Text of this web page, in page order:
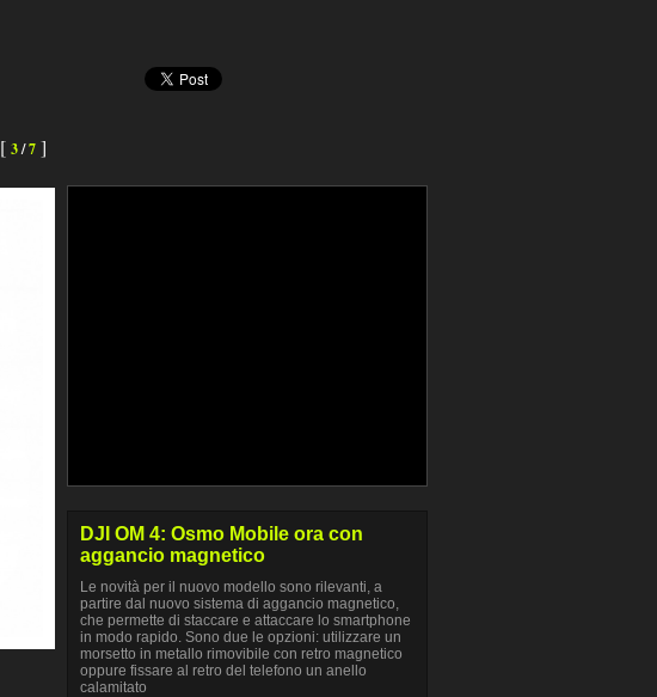
[ 3/7]
DJI OM 4: Osmo Mobile ora con
aggancio magnetico
Le novità per il nuovo modello sono rilevanti, a
partire dal nuovo sistema di aggancio magnetico,
che permette di staccare e attaccare lo smartphone
in modo rapido. Sono due le opzioni: utilizzare un
morsetto in metallo rimovibile con retro magnetico
oppure fissare al retro del telefono un anello
calamitato